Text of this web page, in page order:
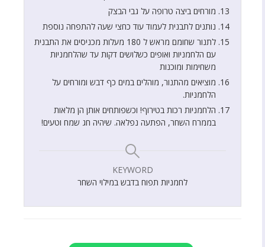
מורחים ביצה טרופה על גבי הבצק
נותנים לתבנית לעמוד עוד כחצי שעה להתפחה נוספת
לתנור שחומם מראש ל 180 מעלות מכניסים את התבנית
עם הלחמניות ואופים כשלושים דקות עד שהלחמניות
משחימות ומוכנות
מוציאים מהתנור, מוהלים במים כף דבש ומורחים על
הלחמניות.
הלחמניות רכות בטירוף! וכשפותחים אותן הן מלאות
בממרח השחר, הפתעה נפלאה. שיהיה חג שמח וטעים!
KEYWORD
לחמניות תפוח בדבש במילוי השחר